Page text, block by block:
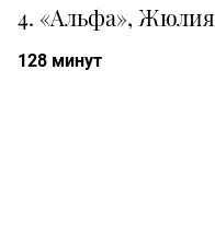
4. «Альфа»,
128 минут